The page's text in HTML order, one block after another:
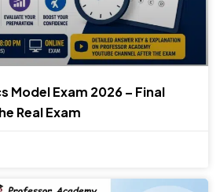
Model Exam 2026 – Final
Real Exam